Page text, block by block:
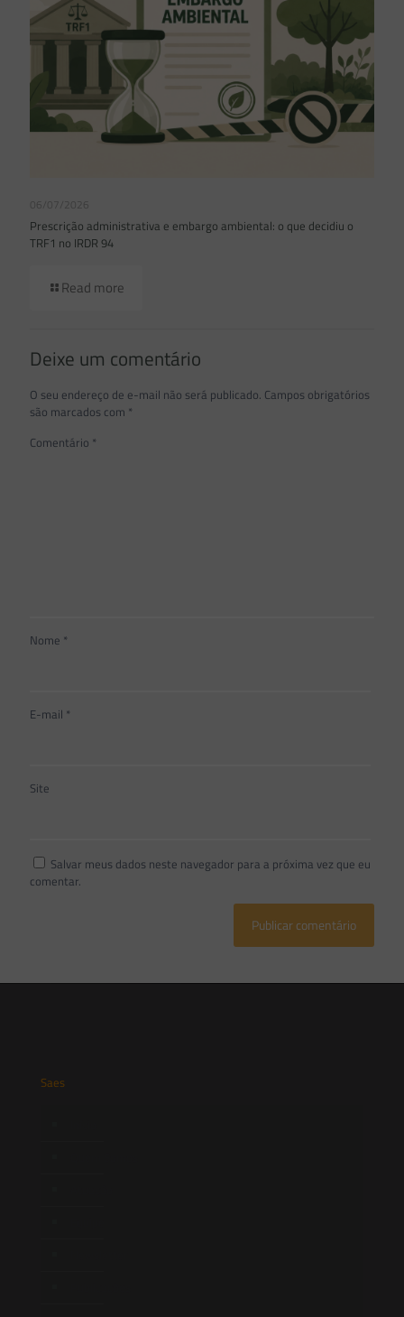
06/07/2026
Prescrição administrativa e embargo ambiental: o que decidiu o
TRF1 no IRDR 94
Read more
Deixe um comentário
O seu endereço de e-mail não será publicado. Campos obrigatórios
são marcados com *
Comentário *
Nome *
E-mail *
Site
Salvar meus dados neste navegador para a próxima vez que eu
comentar.
Saes